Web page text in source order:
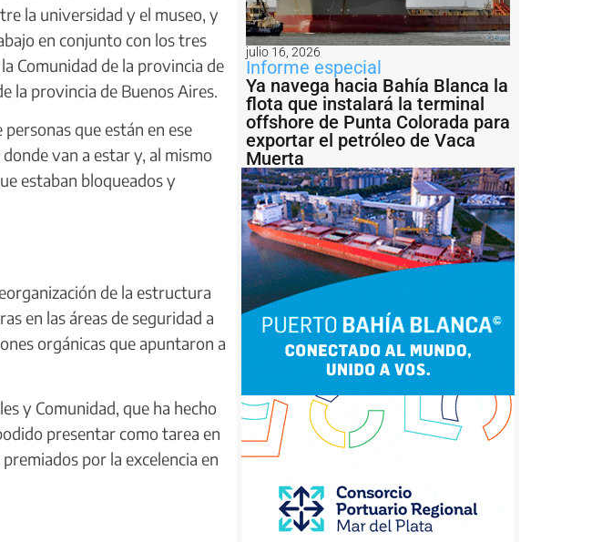
la universidad y el museo, y
en conjunto con los tres
Comunidad de la provincia de
la provincia de Buenos Aires.
que están en ese
van a estar y, al mismo
estaban bloqueados y
de la estructura
en las áreas de seguridad a
orgánicas que apuntaron a
y Comunidad, que ha hecho
presentar como tarea en
por la excelencia en
julio 16, 2026
Informe especial
Ya navega hacia Bahía Blanca la
flota que instalará la terminal
offshore de Punta Colorada para
exportar el petróleo de Vaca
Muerta